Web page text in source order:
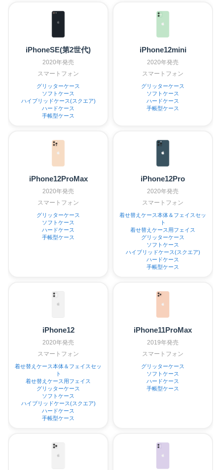
iPhoneSE(第2世代)
2020年発売
スマートフォン
グリッターケース
ソフトケース
ハイブリッドケース(スクエア)
ハードケース
手帳型ケース
iPhone12mini
2020年発売
スマートフォン
グリッターケース
ソフトケース
ハードケース
手帳型ケース
iPhone12ProMax
2020年発売
スマートフォン
グリッターケース
ソフトケース
ハードケース
手帳型ケース
iPhone12Pro
2020年発売
スマートフォン
着せ替えケース本体＆フェイスセッ
ト
着せ替えケース用フェイス
グリッターケース
ソフトケース
ハイブリッドケース(スクエア)
ハードケース
手帳型ケース
iPhone12
2020年発売
スマートフォン
着せ替えケース本体＆フェイスセッ
ト
着せ替えケース用フェイス
グリッターケース
ソフトケース
ハイブリッドケース(スクエア)
ハードケース
手帳型ケース
iPhone11ProMax
2019年発売
スマートフォン
グリッターケース
ソフトケース
ハードケース
手帳型ケース